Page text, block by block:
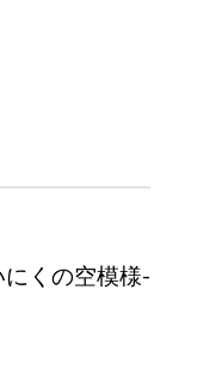
くの空模様-